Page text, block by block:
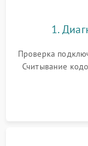
1.
Проверка
Считывание
выявления